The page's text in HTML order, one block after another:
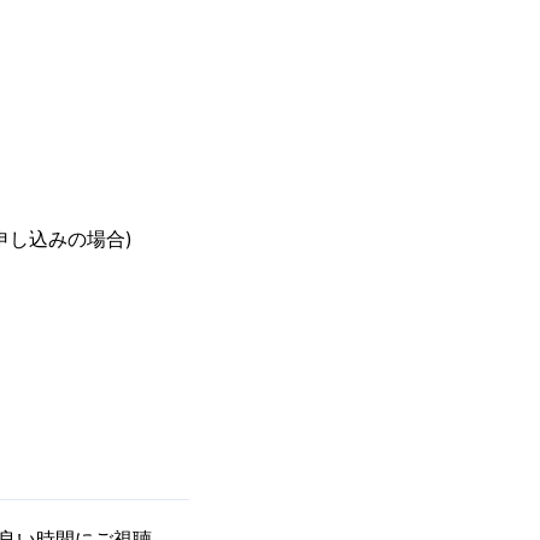
込みの場合)